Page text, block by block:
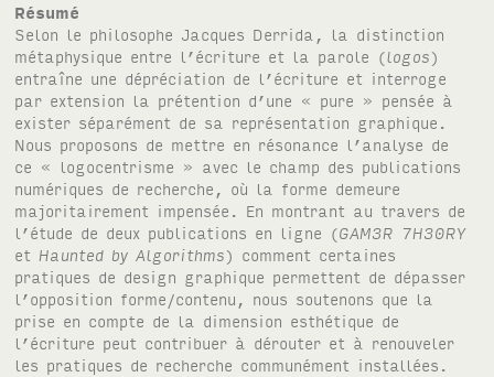
Résumé
Selon le philosophe Jacques Derrida, la distinction
métaphysique entre l’écriture et la parole (logos)
entraîne une dépréciation de l’écriture et interroge
par extension la prétention d’une « pure » pensée à
exister séparément de sa représentation graphique.
Nous proposons de mettre en résonance l’analyse de
ce « logocentrisme » avec le champ des publications
numériques de recherche, où la forme demeure
majoritairement impensée. En montrant au travers de
l’étude de deux publications en ligne (GAM3R 7H30RY
et Haunted by Algorithms) comment certaines
pratiques de design graphique permettent de dépasser
l’opposition forme/contenu, nous soutenons que la
prise en compte de la dimension esthétique de
l’écriture peut contribuer à dérouter et à renouveler
les pratiques de recherche communément installées.